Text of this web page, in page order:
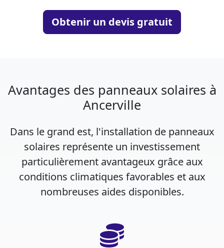
Obtenir un devis gratuit
Avantages des panneaux solaires à
Ancerville
Dans le grand est, l'installation de panneaux
solaires représente un investissement
particulièrement avantageux grâce aux
conditions climatiques favorables et aux
nombreuses aides disponibles.